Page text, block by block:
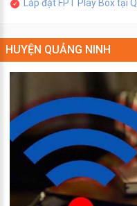
Lắp đặt FPT Play Box tại
HUYỆN QUẢNG NINH